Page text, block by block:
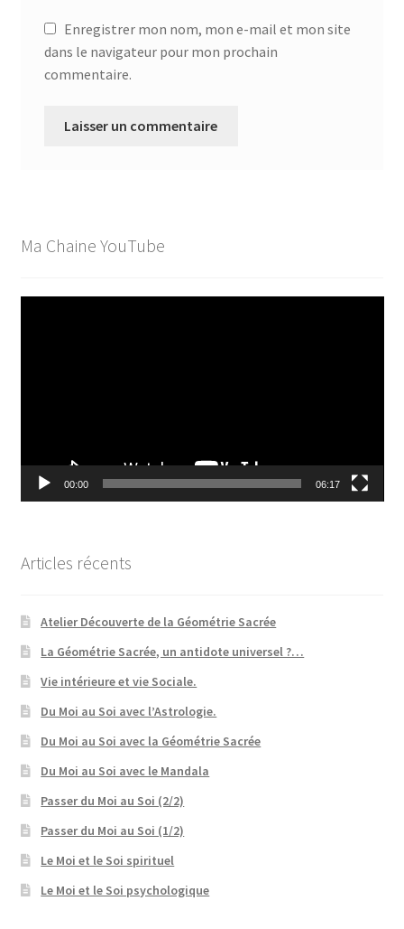
Enregistrer mon nom, mon e-mail et mon site
dans le navigateur pour mon prochain
commentaire.
Ma Chaine YouTube
00:00 06:17
Articles récents
Atelier Découverte de la Géométrie Sacrée
La Géométrie Sacrée, un antidote universel ?…
Vie intérieure et vie Sociale.
Du Moi au Soi avec l’Astrologie.
Du Moi au Soi avec la Géométrie Sacrée
Du Moi au Soi avec le Mandala
Passer du Moi au Soi (2/2)
Passer du Moi au Soi (1/2)
Le Moi et le Soi spirituel
Le Moi et le Soi psychologique